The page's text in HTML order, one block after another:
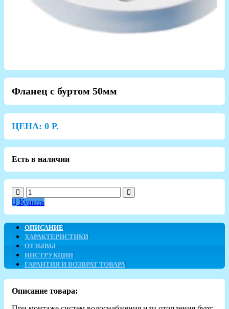
Фланец с буртом 50мм
ЦЕНА: 0 Р.
Есть в наличии
Купить
ОПИСАНИЕ
ХАРАКТЕРИСТИКИ
ОТЗЫВЫ
ИНСТРУКЦИИ
ГАРАНТИЯ И ВОЗВРАТ ТОВАРА
Описание товара: